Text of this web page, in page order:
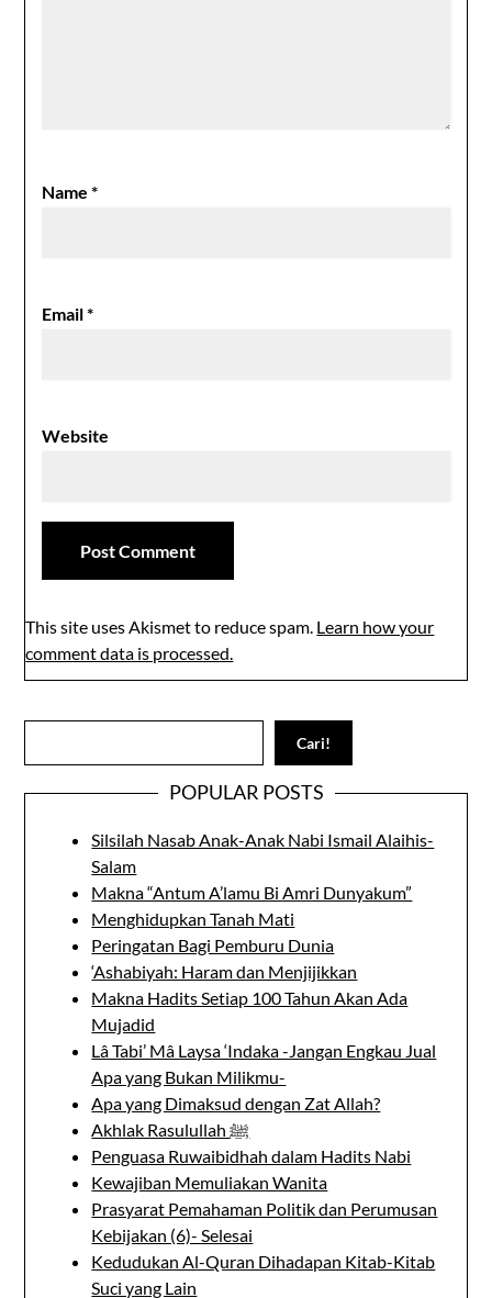
Name*
Email*
Website
This site uses Akismet to reduce spam. Learn how your
comment data is processed.
Cari!
POPULAR POSTS
Silsilah Nasab Anak-Anak Nabi Ismail Alaihis-
Salam
Makna “Antum A’lamu Bi Amri Dunyakum”
Menghidupkan Tanah Mati
Peringatan Bagi Pemburu Dunia
‘Ashabiyah: Haram dan Menjijikkan
Makna Hadits Setiap 100 Tahun Akan Ada
Mujadid
Lâ Tabi’ Mâ Laysa ‘Indaka -Jangan Engkau Jual
Apa yang Bukan Milikmu-
Apa yang Dimaksud dengan Zat Allah?
Akhlak Rasulullah ﷺ
Penguasa Ruwaibidhah dalam Hadits Nabi
Kewajiban Memuliakan Wanita
Prasyarat Pemahaman Politik dan Perumusan
Kebijakan (6)- Selesai
Kedudukan Al-Quran Dihadapan Kitab-Kitab
Suci yang Lain